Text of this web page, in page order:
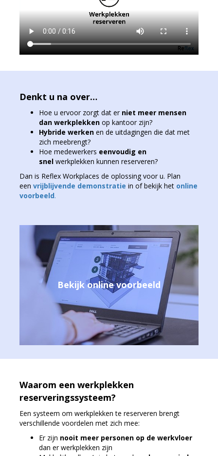
Denkt u na over…
Hoe u ervoor zorgt dat er niet meer mensen
dan werkplekken op kantoor zijn?
Hybride werken en de uitdagingen die dat met
zich meebrengt?
Hoe medewerkers eenvoudig en
snel werkplekken kunnen reserveren?
Dan is Reflex Workplaces de oplossing voor u. Plan
een vrijblijvende demonstratie in of bekijk het online
voorbeeld.
Bekijk online voorbeeld
Waarom een werkplekken
reserveringssysteem?
Een systeem om werkplekken te reserveren brengt
verschillende voordelen met zich mee:
Er zijn nooit meer personen op de werkvloer
dan er werkplekken zijn